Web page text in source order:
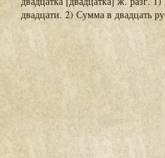
двадцати. 2) Сумма в двадцать